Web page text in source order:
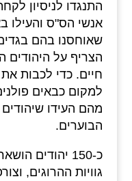
התנגדו לניסיון
אנשי הס"ס והעילו
שאוחסנו בהם
הצריף על היהודים
חיים. כדי לכבות
למקום כבאים
מהם העידו
הבוערים.
כ-150 יהודים